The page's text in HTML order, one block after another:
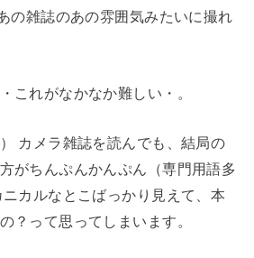
の雑誌のあの雰囲気みたいに撮れ
これがなかなか難しい・。
カメラ雑誌を読んでも、結局の
がちんぷんかんぷん（専門用語多
カルなとこばっかり見えて、本
？って思ってしまいます。